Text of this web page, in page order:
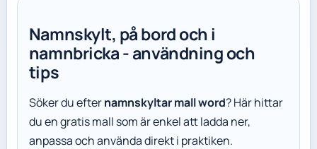
Namnskylt, på bord och i
namnbricka - användning och
tips
Söker du efternamnskyltar mall word? Här hittar
du en gratis mall som är enkel att ladda ner,
anpassa och använda direkt i praktiken.